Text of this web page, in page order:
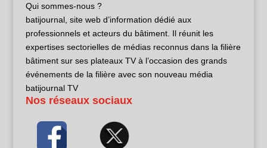
Qui sommes-nous ?
batijournal, site web d’information dédié aux
professionnels et acteurs du bâtiment. Il réunit les
expertises sectorielles de médias reconnus dans la filière
bâtiment sur ses plateaux TV à l’occasion des grands
événements de la filière avec son nouveau média
batijournal TV
Nos réseaux sociaux